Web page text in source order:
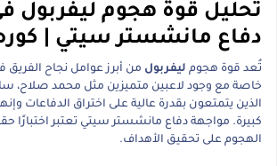
تحليل قوة هجوم ليفربول
دفاع مانشستر سيتي |
تُعد قوة هجوم ليفربول من أبرز عوامل نجاح الفريق
خاصة مع وجود لاعبين متميزين مثل محمد صلاح،
الذين يتمتعون بقدرة عالية على اختراق الدفاعات
كبيرة. مواجهة دفاع مانشستر سيتي تعتبر اختبارًا
الهجوم على تحقيق الأهداف.